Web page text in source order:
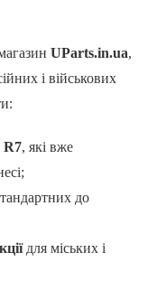
UParts.in.ua,
і військових
R7, які вже
до
для міських і